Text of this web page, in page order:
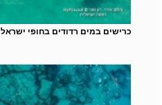
כרישים במים רדודים בחופי ישראל